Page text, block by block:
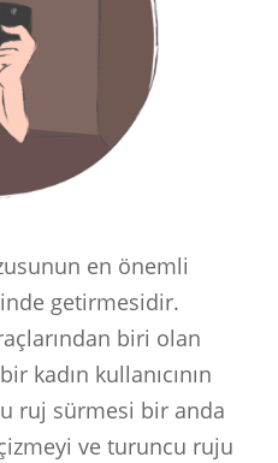
en önemli
getirmesidir.
biri olan
kadın kullanıcının
ruj sürmesi bir anda
ve turuncu ruju